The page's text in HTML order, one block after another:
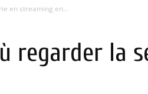
en streaming en...
regarder la